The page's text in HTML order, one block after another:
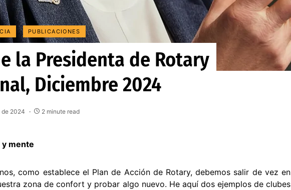
PUBLICACIONES
la Presidenta de Rotary
Diciembre 2024
de 2024 2 minute read
mente
como establece el Plan de Acción de Rotary, debemos salir de vez en
zona de confort y probar algo nuevo. He aquí dos ejemplos de clubes